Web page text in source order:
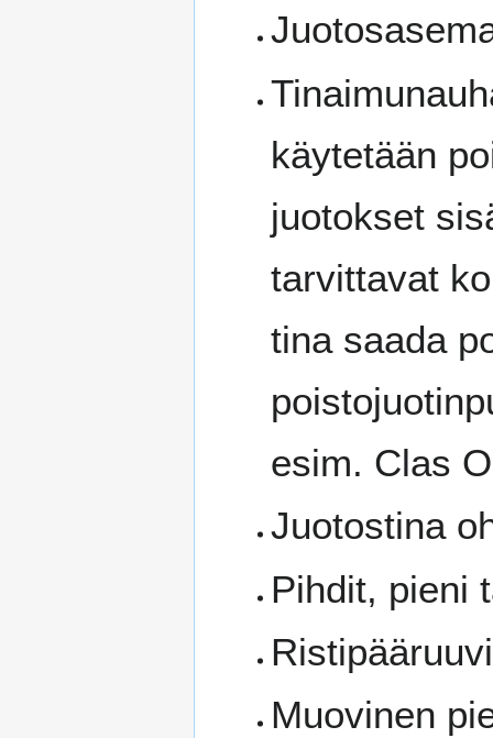
käytetään
juotokset
tarvittavat
tina saada
esim. Clas
Juotostina
Pihdit, pieni
Muovinen